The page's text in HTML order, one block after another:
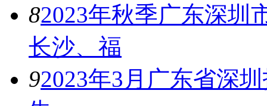
82023年秋季广东深圳
长沙、福
92023年3月广东省深